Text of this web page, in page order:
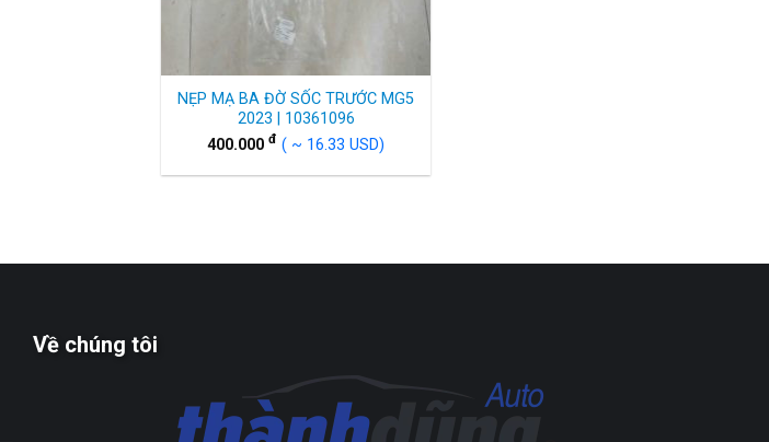
NẸP MẠ BA ĐỜ SỐC TRƯỚC MG5
2023 | 10361096
400.000 đ ( ~ 16.33 USD)
Về chúng tôi